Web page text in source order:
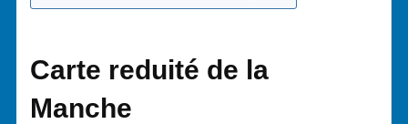
Carte reduité de la
Manche